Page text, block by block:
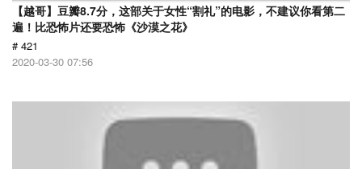
【越哥】豆瓣8.7分，这部关于女性“割礼”的电影，不建议你看第二
遍！比恐怖片还要恐怖《沙漠之花》
# 421
2020-03-30 07:56